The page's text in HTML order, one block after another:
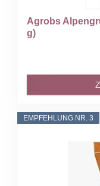
Agrobs
g)
EMPFEHLUNG NR. 3